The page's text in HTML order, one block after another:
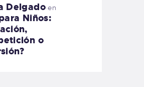
Delgadoen
Niños:
o